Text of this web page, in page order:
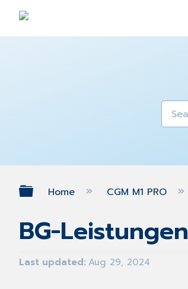
Expand/collapse
Home CGM M1 PRO
BG-
Last updated Aug 29, 2024